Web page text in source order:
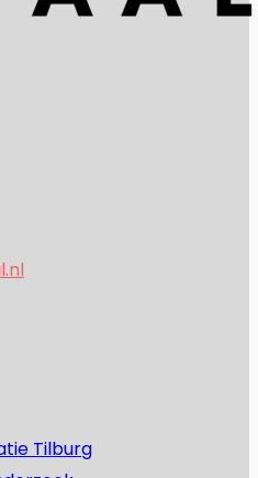
Tilburg